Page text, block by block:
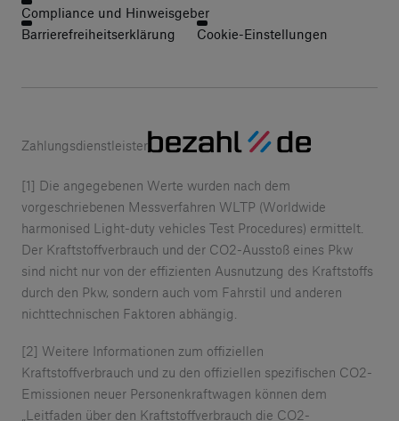
Compliance und Hinweisgeber
Barrierefreiheitserklärung
Cookie-Einstellungen
Zahlungsdienstleister
[1] Die angegebenen Werte wurden nach dem
vorgeschriebenen Messverfahren WLTP (Worldwide
harmonised Light-duty vehicles Test Procedures) ermittelt.
Der Kraftstoffverbrauch und der CO2-Ausstoß eines Pkw
sind nicht nur von der effizienten Ausnutzung des Kraftstoffs
durch den Pkw, sondern auch vom Fahrstil und anderen
nichttechnischen Faktoren abhängig.
[2] Weitere Informationen zum offiziellen
Kraftstoffverbrauch und zu den offiziellen spezifischen CO2-
Emissionen neuer Personenkraftwagen können dem
„Leitfaden über den Kraftstoffverbrauch die CO2-